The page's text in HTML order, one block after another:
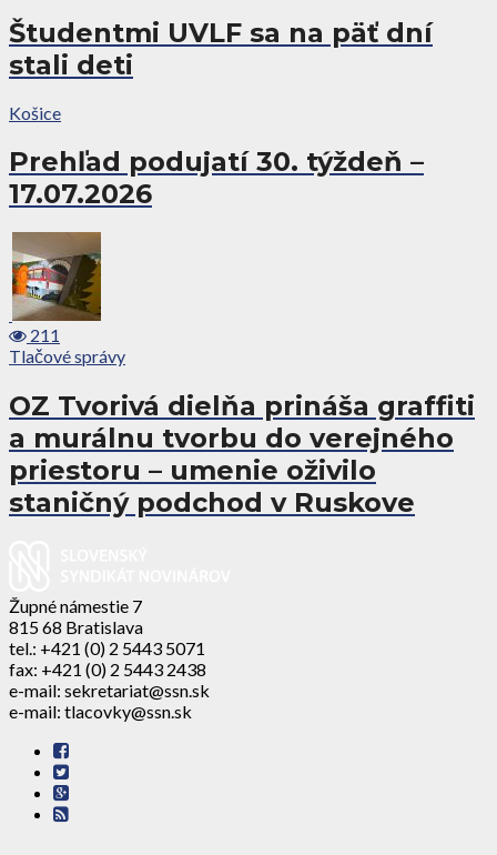
Študentmi UVLF sa na päť dní
stali deti
Košice
Prehľad podujatí 30. týždeň –
17.07.2026
211
Tlačové správy
OZ Tvorivá dielňa prináša graffiti
a murálnu tvorbu do verejného
priestoru – umenie oživilo
staničný podchod v Ruskove
Župné námestie 7
815 68 Bratislava
tel.: +421 (0) 2 5443 5071
fax: +421 (0) 2 5443 2438
e-mail: sekretariat@ssn.sk
e-mail: tlacovky@ssn.sk